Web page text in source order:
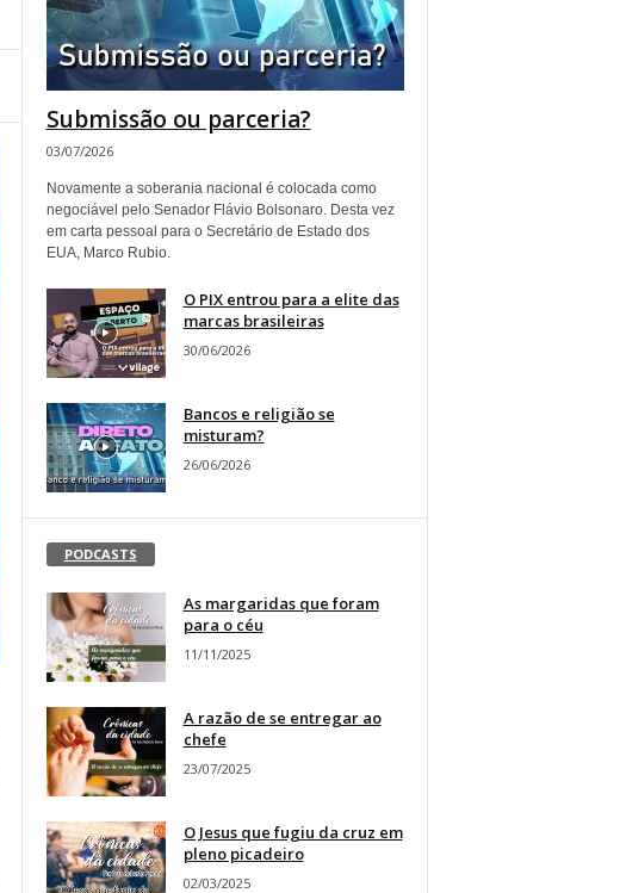
Submissão ou parceria?
03/07/2026
Novamente a soberania nacional é colocada como
negociável pelo Senador Flávio Bolsonaro. Desta vez
em carta pessoal para o Secretário de Estado dos
EUA, Marco Rubio.
O PIX entrou para a elite das
marcas brasileiras
30/06/2026
Bancos e religião se
misturam?
26/06/2026
PODCASTS
As margaridas que foram
para o céu
11/11/2025
A razão de se entregar ao
chefe
23/07/2025
O Jesus que fugiu da cruz em
pleno picadeiro
02/03/2025